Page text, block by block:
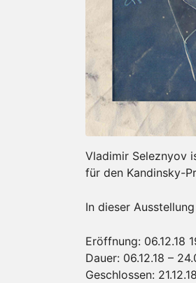
Vladimir Seleznyov
für den Kandinsky-
In dieser
Eröffnung: 06.12.18
Dauer: 06.12.18 –
Geschlossen: